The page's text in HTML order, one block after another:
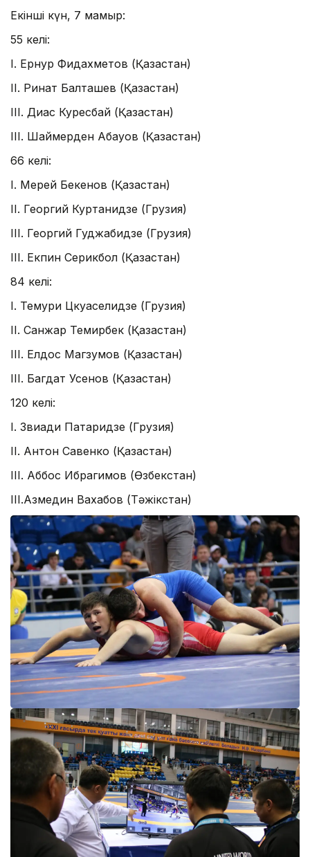
Екінші күн, 7 мамыр:
55 келі:
I. Ернур Фидахметов (Қазақстан)
II. Ринат Балташев (Қазақстан)
III. Диас Куресбай (Қазақстан)
III. Шаймерден Абауов (Қазақстан)
66 келі:
I. Мерей Бекенов (Қазақстан)
II. Георгий Куртанидзе (Грузия)
III. Георгий Гуджабидзе (Грузия)
III. Екпин Серикбол (Қазақстан)
84 келі:
I. Темури Цкуаселидзе (Грузия)
II. Санжар Темирбек (Қазақстан)
III. Елдос Магзумов (Қазақстан)
III. Багдат Усенов (Қазақстан)
120 келі:
I. Звиади Патаридзе (Грузия)
II. Антон Савенко (Қазақстан)
III. Аббос Ибрагимов (Өзбекстан)
III.Азмедин Вахабов (Тәжікстан)